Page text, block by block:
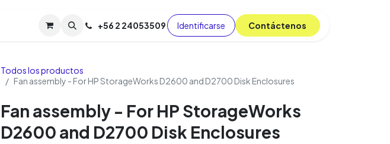
Soporte TPM (CL) Tienda Cursos Blog
+56 2 24053509 Identificarse C​​​​ont​​​​áct​​​​​​en​​​​​​os
Todos los productos
Fan assembly - For HP StorageWorks D2600 and D2700 Disk Enclosures
Fan assembly - For HP StorageWorks
D2600 and D2700 Disk Enclosures